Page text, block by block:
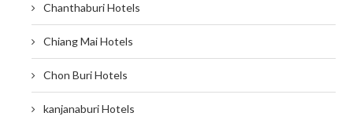
Chanthaburi Hotels
Chiang Mai Hotels
Chon Buri Hotels
kanjanaburi Hotels